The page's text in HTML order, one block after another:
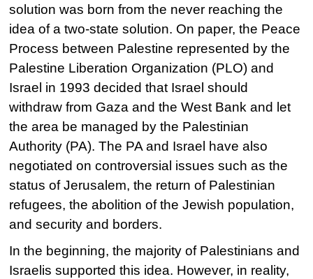
solution was born from the never reaching the
idea of a two-state solution. On paper, the Peace
Process between Palestine represented by the
Palestine Liberation Organization (PLO) and
Israel in 1993 decided that Israel should
withdraw from Gaza and the West Bank and let
the area be managed by the Palestinian
Authority (PA). The PA and Israel have also
negotiated on controversial issues such as the
status of Jerusalem, the return of Palestinian
refugees, the abolition of the Jewish population,
and security and borders.
In the beginning, the majority of Palestinians and
Israelis supported this idea. However, in reality,